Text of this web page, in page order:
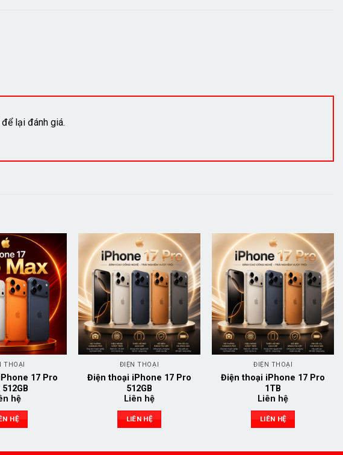
lại đánh giá.
THOẠI
17 Pro
512GB
hệ
HỆ
ĐIỆN THOẠI
Điện thoại iPhone 17 Pro
512GB
Liên hệ
LIÊN HỆ
ĐIỆN THOẠI
Điện thoại iPhone 17 Pro
1TB
Liên hệ
LIÊN HỆ